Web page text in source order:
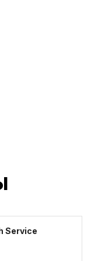
Service